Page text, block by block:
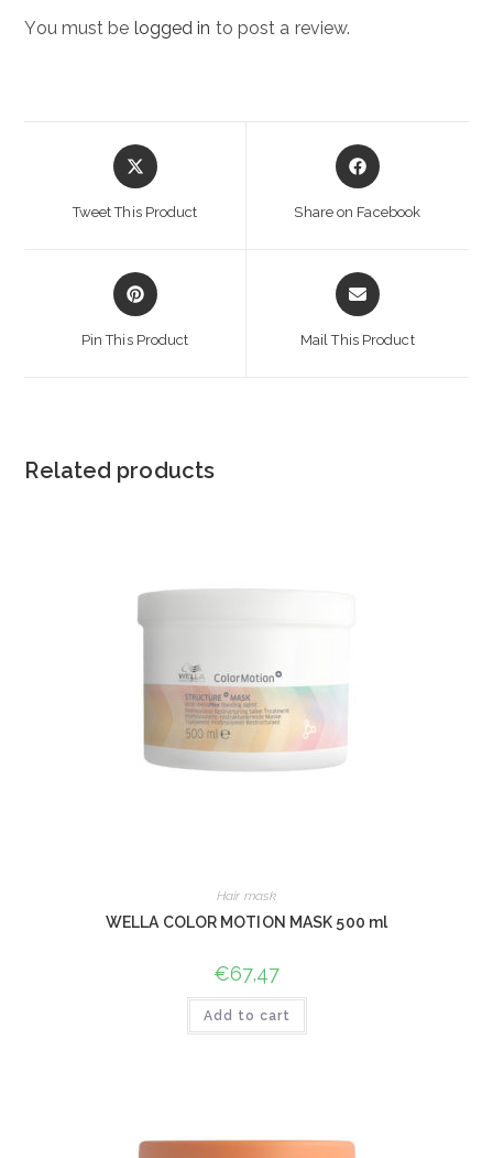
You must be logged in to post a review.
Opens
in
Tweet This Product
Opens
in
Share on Facebook
Opens
in
Pin This Product
Opens
in
Mail This Product
Related products
Hair mask
WELLA COLOR MOTION MASK 500 ml
€67,47
Add to cart